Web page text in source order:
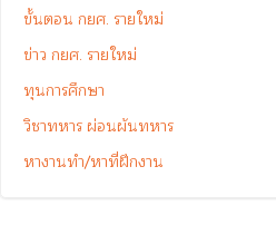
ขั้นตอน กยศ. รายใหม่
ข่าว กยศ. รายใหม่
ทุนการศึกษา
วิชาทหาร ผ่อนผันทหาร
หางานทำ/หาที่ฝึกงาน